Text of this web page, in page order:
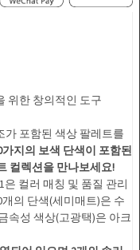
위한 창의적인 도구
가 포함된 색상 팔레트를
지의 보색 단색이 포함된
컬렉션을 만나보세요!
은 컬러 매칭 및 품질 관리
의 단색(세미매트)은 수
속성 색상(고광택)은 아크